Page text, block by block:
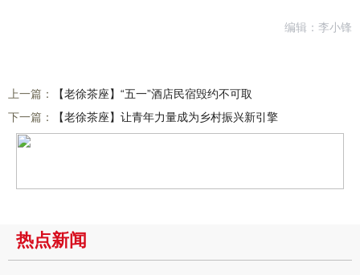
编辑：李小锋
上一篇：
【老徐茶座】“五一”酒店民宿毁约不可取
下一篇：
【老徐茶座】让青年力量成为乡村振兴新引擎
热点新闻